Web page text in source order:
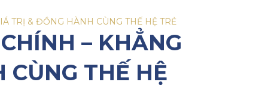
TRỊ & ĐỒNG HÀNH CÙNG THẾ HỆ TRẺ
– KHẲNG
THẾ HỆ